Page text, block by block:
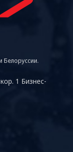
Белоруссии.
1 Бизнес-